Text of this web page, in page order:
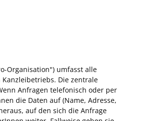
Organisation") umfasst alle
Die zentrale
Anfragen telefonisch oder per
die Daten auf (Name, Adresse,
auf den sich die Anfrage